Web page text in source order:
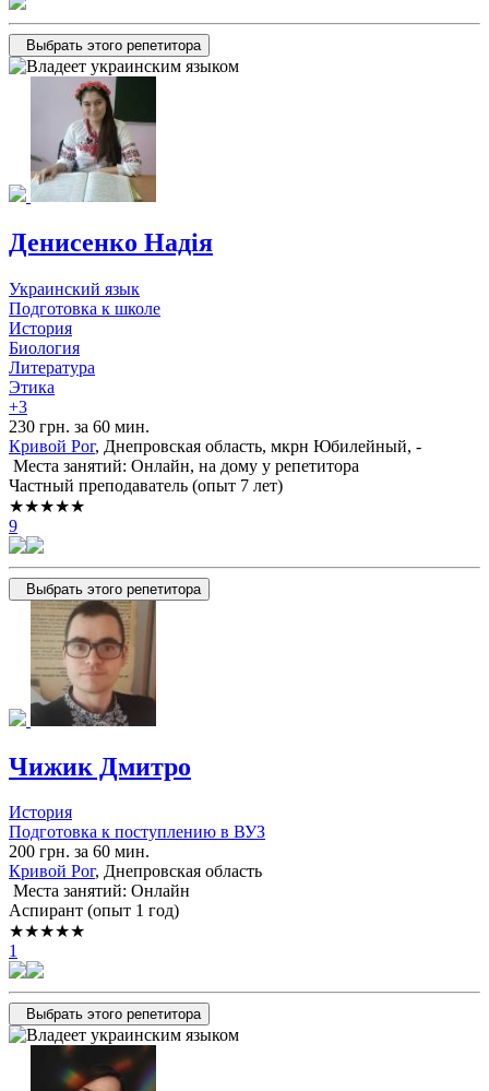
Выбрать этого репетитора
Денисенко Надія
Украинский язык
Подготовка к школе
История
Биология
Литература
Этика
+3
230 грн. за 60 мин.
Кривой Рог, Днепровская область, мкрн Юбилейный, -
Места занятий: Онлайн, на дому у репетитора
Частный преподаватель (опыт 7 лет)
★★★★★
9
Выбрать этого репетитора
Чижик Дмитро
История
Подготовка к поступлению в ВУЗ
200 грн. за 60 мин.
Кривой Рог, Днепровская область
Места занятий: Онлайн
Аспирант (опыт 1 год)
★★★★★
1
Выбрать этого репетитора